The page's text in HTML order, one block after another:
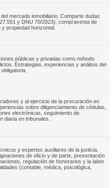
mercado inmobiliario. Comparte dudas
y DNU 70/2023), compraventa de
propiedad horizontal.
públicas y privadas como método
Estrategias, experiencias y análisis del
y al ejercicio de la procuración en
sobre diligenciamiento de cédulas,
electrónicas, seguimiento de
diaria en tribunales.
y expertos auxiliares de la justicia.
de oficio y de parte, presentación
regulación de honorarios y la labor
(contable, médica, psicológica,